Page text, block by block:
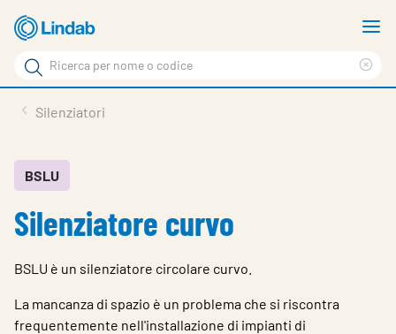
Log
visionare
Cerca
Cerca
Su Lindab
Su Tecnovent
Log in
Silenziatori
BSLU
Silenziatore curvo
BSLU è un silenziatore circolare curvo.
La mancanza di spazio è un problema che si riscontra
frequentemente nell'installazione di impianti di